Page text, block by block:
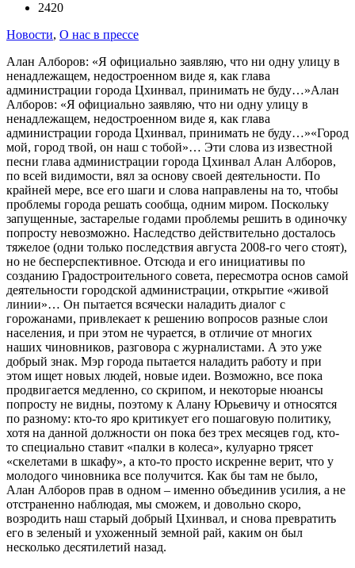
2420
Новости, О нас в прессе
Алан Алборов: «Я официально заявляю, что ни одну улицу в
ненадлежащем, недостроенном виде я, как глава
администрации города Цхинвал, принимать не буду…»Алан
Алборов: «Я официально заявляю, что ни одну улицу в
ненадлежащем, недостроенном виде я, как глава
администрации города Цхинвал, принимать не буду…»«Город
мой, город твой, он наш с тобой»… Эти слова из известной
песни глава администрации города Цхинвал Алан Алборов,
по всей видимости, вял за основу своей деятельности. По
крайней мере, все его шаги и слова направлены на то, чтобы
проблемы города решать сообща, одним миром. Поскольку
запущенные, застарелые годами проблемы решить в одиночку
попросту невозможно. Наследство действительно досталось
тяжелое (одни только последствия августа 2008-го чего стоят),
но не бесперспективное. Отсюда и его инициативы по
созданию Градостроительного совета, пересмотра основ самой
деятельности городской администрации, открытие «живой
линии»… Он пытается всячески наладить диалог с
горожанами, привлекает к решению вопросов разные слои
населения, и при этом не чурается, в отличие от многих
наших чиновников, разговора с журналистами. А это уже
добрый знак. Мэр города пытается наладить работу и при
этом ищет новых людей, новые идеи. Возможно, все пока
продвигается медленно, со скрипом, и некоторые нюансы
попросту не видны, поэтому к Алану Юрьевичу и относятся
по разному: кто-то яро критикует его пошаговую политику,
хотя на данной должности он пока без трех месяцев год, кто-
то специально ставит «палки в колеса», кулуарно трясет
«скелетами в шкафу», а кто-то просто искренне верит, что у
молодого чиновника все получится. Как бы там не было,
Алан Алборов прав в одном – именно объединив усилия, а не
отстраненно наблюдая, мы сможем, и довольно скоро,
возродить наш старый добрый Цхинвал, и снова превратить
его в зеленый и ухоженный земной рай, каким он был
несколько десятилетий назад.